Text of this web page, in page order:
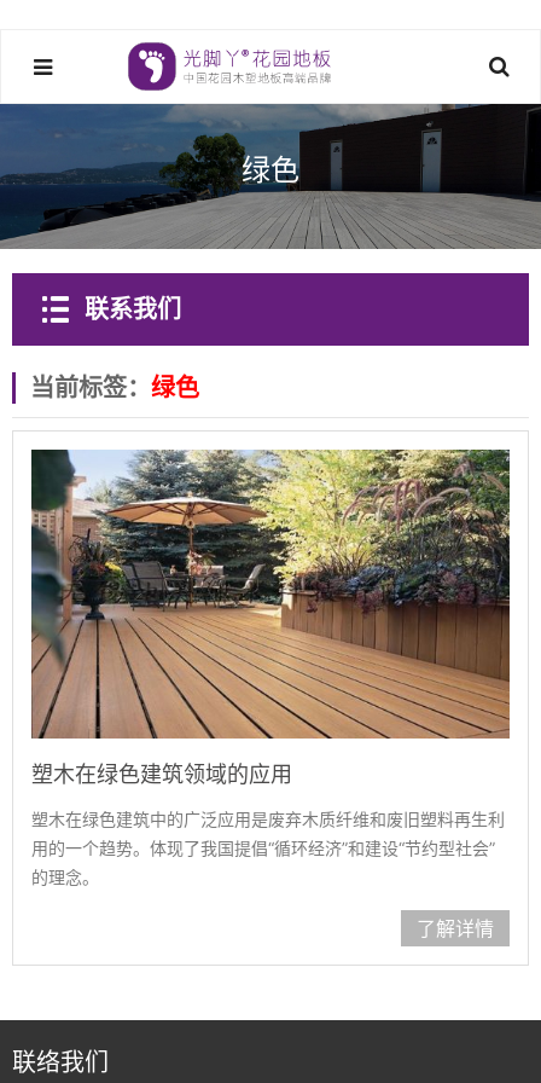
绿色
联系我们
当前标签： 绿色
塑木在绿色建筑领域的应用
塑木在绿色建筑中的广泛应用是废弃木质纤维和废旧塑料再生利
用的一个趋势。体现了我国提倡“循环经济”和建设“节约型社会”
的理念。
了解详情
联络我们